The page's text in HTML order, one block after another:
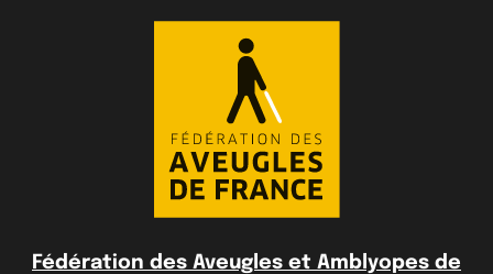
Fédération des Aveugles et Amblyopes de